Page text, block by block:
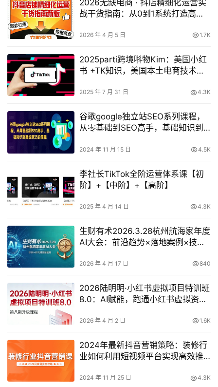
2026无缺电商 · 抖店精细化运营实
战干货指南：从0到1系统打造高盈
2026 年 4 月 5 日 1.7K
2025parti跨境唞物Kim：美国小红
书 +TK知识，美国本土电商技术技
2025 年 7 月 31 日 4.3K
谷歌google独立站SEO系列课程，
从零基础到SEO高手，基础知识到
2024 年 11 月 15 日 4.5K
李社长TikTok全阶运营体系课【初
阶】+【中阶】+【高阶】
2025 年 4 月 14 日 4.3K
生财有术2026.3.28杭州航海家年度
AI大会：前沿趋势×落地案例×技能
2026 年 4 月 17 日 840
2026陆明明·小红书虚拟项目特训班
8.0：AI赋能，跑通小红书虚拟资料
2026 年 4 月 2 日 1.6K
2024年最新抖音营销策略：装修行
业如何利用短视频平台实现高效推
2024 年 11 月 25 日 4.3K